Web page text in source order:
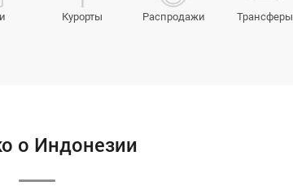
Курорты Распродажи Трансферы
о Индонезии